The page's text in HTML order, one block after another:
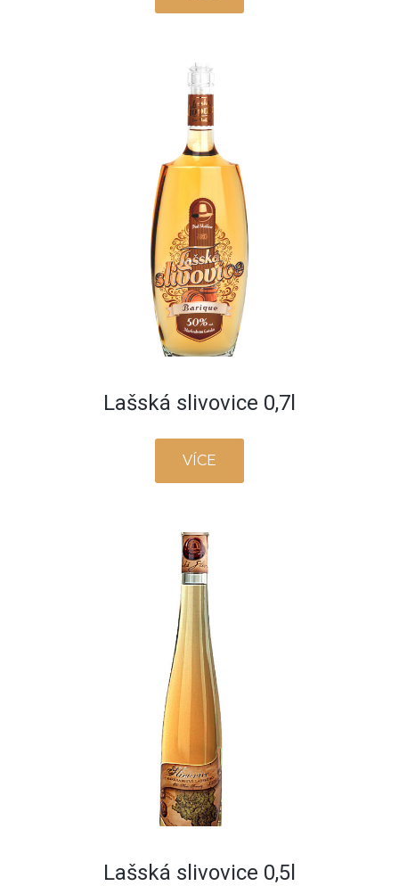
Lašská slivovice 0,7l
VÍCE
Lašská slivovice 0,5l